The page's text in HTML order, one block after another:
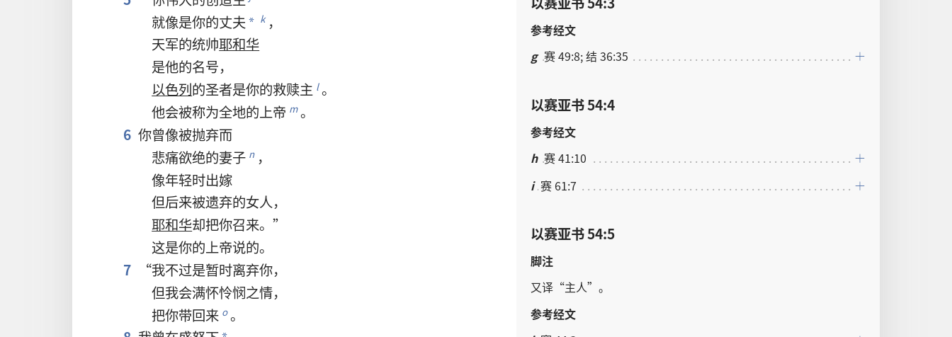
就像是你的丈夫 * k ，
天军的统帅耶和华
是他的名号，
以色列的圣者是你的救赎主 l 。
他会被称为全地的上帝 m 。
6 你曾像被抛弃而
悲痛欲绝的妻子 n ，
像年轻时出嫁
但后来被遗弃的女人，
耶和华却把你召来。”
这是你的上帝说的。
7
“我不过是暂时离弃你，
但我会满怀怜悯之情，
把你带回来 o 。
参考经文
g 赛 49:8; 结 36:35
以赛亚书 54:4
参考经文
h 赛 41:10
i 赛 61:7
以赛亚书 54:5
脚注
又译 “主人”。
参考经文